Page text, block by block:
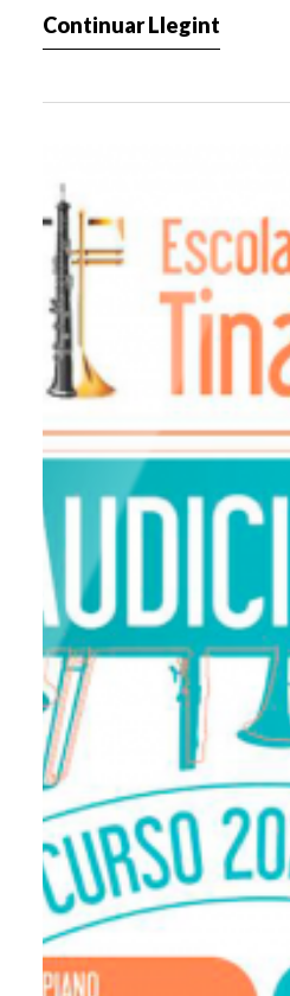
com a públic. L’entrada al
prèviament a la Biblioteca
Continuar Llegint